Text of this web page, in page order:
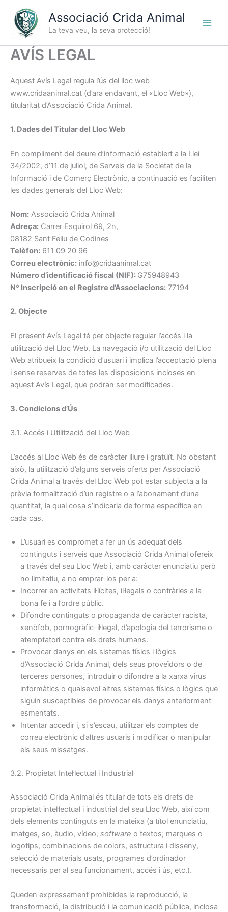
contingut
Associació Crida Animal
La teva veu, la seva protecció!
AVÍS LEGAL
Aquest Avís Legal regula l’ús del lloc web
www.cridaanimal.cat (d’ara endavant, el «Lloc Web»),
titularitat d’Associació Crida Animal.
1. Dades del Titular del Lloc Web
En compliment del deure d’informació establert a la Llei
34/2002, d’11 de juliol, de Serveis de la Societat de la
Informació i de Comerç Electrònic, a continuació es faciliten
les dades generals del Lloc Web:
Nom: Associació Crida Animal
Adreça: Carrer Esquirol 69, 2n,
08182 Sant Feliu de Codines
Telèfon: 611 09 20 96
Correu electrònic: info@cridaanimal.cat
Número d’identificació fiscal (NIF): G75948943
Nº Inscripció en el Registre d’Associacions: 77194
2. Objecte
El present Avís Legal té per objecte regular l’accés i la
utilització del Lloc Web. La navegació i/o utilització del Lloc
Web atribueix la condició d’usuari i implica l’acceptació plena
i sense reserves de totes les disposicions incloses en
aquest Avís Legal, que podran ser modificades.
3. Condicions d’Ús
3.1. Accés i Utilització del Lloc Web
L’accés al Lloc Web és de caràcter lliure i gratuït. No obstant
això, la utilització d’alguns serveis oferts per Associació
Crida Animal a través del Lloc Web pot estar subjecta a la
prèvia formalització d’un registre o a l’abonament d’una
quantitat, la qual cosa s’indicaria de forma específica en
cada cas.
L’usuari es compromet a fer un ús adequat dels
continguts i serveis que Associació Crida Animal ofereix
a través del seu Lloc Web i, amb caràcter enunciatiu però
no limitatiu, a no emprar-los per a:
Incorrer en activitats il·lícites, il·legals o contràries a la
bona fe i a l’ordre públic.
Difondre continguts o propaganda de caràcter racista,
xenòfob, pornogràfic-il·legal, d’apologia del terrorisme o
atemptatori contra els drets humans.
Provocar danys en els sistemes físics i lògics
d’Associació Crida Animal, dels seus proveïdors o de
terceres persones, introduir o difondre a la xarxa virus
informàtics o qualsevol altres sistemes físics o lògics que
siguin susceptibles de provocar els danys anteriorment
esmentats.
Intentar accedir i, si s’escau, utilitzar els comptes de
correu electrònic d’altres usuaris i modificar o manipular
els seus missatges.
3.2. Propietat Intel·lectual i Industrial
Associació Crida Animal és titular de tots els drets de
propietat intel·lectual i industrial del seu Lloc Web, així com
dels elements continguts en la mateixa (a títol enunciatiu,
imatges, so, àudio, vídeo, software o textos; marques o
logotips, combinacions de colors, estructura i disseny,
selecció de materials usats, programes d’ordinador
necessaris per al seu funcionament, accés i ús, etc.).
Queden expressament prohibides la reproducció, la
transformació, la distribució i la comunicació pública, inclosa